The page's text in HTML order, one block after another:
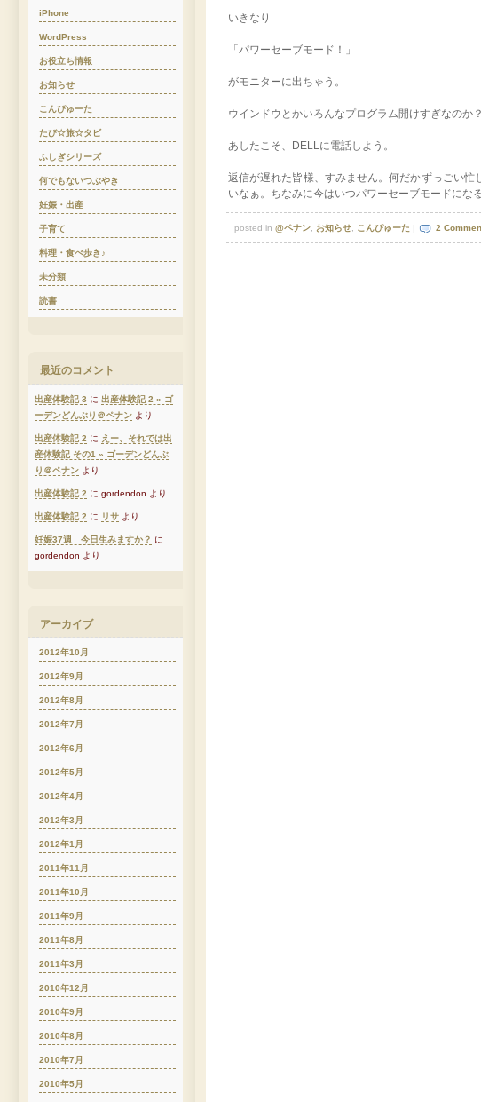
いきなり
「パワーセーブモード！」
がモニターに出ちゃう。
ウインドウとかいろんなプログラム開けすぎなのか
あしたこそ、DELLに電話しよう。
返信が遅れた皆様、すみません。何だかずっごい
いなぁ。ちなみに今はいつパワーセーブモードにな
posted in@ペナン お知らせ こんぴゅーた | 2
iPhone
WordPress
お役立ち情報
お知らせ
こんぴゅーた
たび☆旅☆タビ
ふしぎシリーズ
何でもないつぶやき
妊娠・出産
子育て
料理・食べ歩き♪
未分類
読書
最近のコメント
出産体験記 3 に 出産体験記 2 » ゴ
ーデンどんぶり＠ペナン より
出産体験記 2 に えー、それでは出
産体験記 その1 » ゴーデンどんぶ
り＠ペナン より
出産体験記 2 に gordendon より
出産体験記 2 に リサ より
妊娠37週 今日生みますか？ に
gordendon より
アーカイブ
2012年10月
2012年9月
2012年8月
2012年7月
2012年6月
2012年5月
2012年4月
2012年3月
2012年1月
2011年11月
2011年10月
2011年9月
2011年8月
2011年3月
2010年12月
2010年9月
2010年8月
2010年7月
2010年5月